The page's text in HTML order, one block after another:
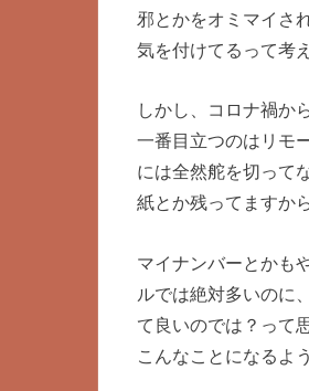
邪とかをオミマイさ
気を付けてるって考
しかし、コロナ禍か
一番目立つのはリモ
には全然舵を切って
紙とか残ってますから
マイナンバーとかも
ルでは絶対多いのに
て良いのでは？って
こんなことになるよ